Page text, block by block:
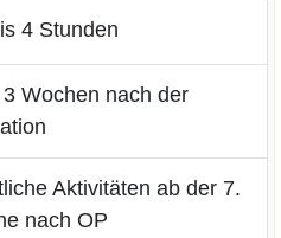
4 Stunden
Wochen nach der
Aktivitäten ab der 7.
nach OP